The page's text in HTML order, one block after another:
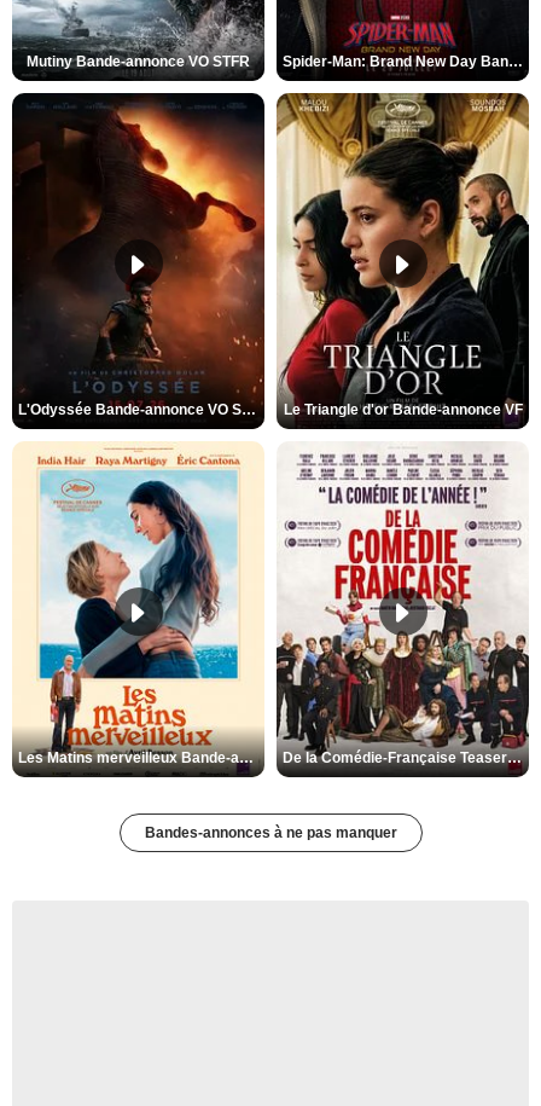
Mutiny Bande-annonce VO STFR Spider-Man: Brand New Day Bande-annonce VO STFR
L'Odyssée Bande-annonce VO STFR Le Triangle d'or Bande-annonce VF
Les Matins merveilleux Bande-annonce VF De la Comédie-Française Teaser VF
Bandes-annonces à ne pas manquer